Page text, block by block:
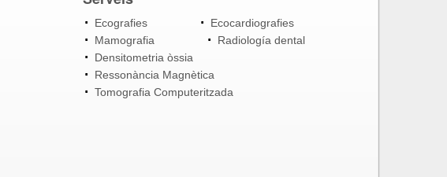
Ecografies
Ecocardiografies
Mamografia
Radiología dental
Densitometria òssia
Ressonància Magnètica
Tomografia Computeritzada